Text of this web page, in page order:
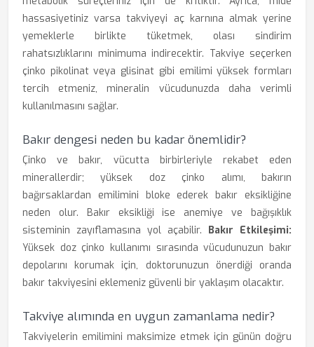
hassasiyetiniz varsa takviyeyi aç karnına almak yerine
yemeklerle birlikte tüketmek, olası sindirim
rahatsızlıklarını minimuma indirecektir. Takviye seçerken
çinko pikolinat veya glisinat gibi emilimi yüksek formları
tercih etmeniz, mineralin vücudunuzda daha verimli
kullanılmasını sağlar.
Bakır dengesi neden bu kadar önemlidir?
Çinko ve bakır, vücutta birbirleriyle rekabet eden
minerallerdir; yüksek doz çinko alımı, bakırın
bağırsaklardan emilimini bloke ederek bakır eksikliğine
neden olur. Bakır eksikliği ise anemiye ve bağışıklık
sisteminin zayıflamasına yol açabilir. Bakır Etkileşimi:
Yüksek doz çinko kullanımı sırasında vücudunuzun bakır
depolarını korumak için, doktorunuzun önerdiği oranda
bakır takviyesini eklemeniz güvenli bir yaklaşım olacaktır.
Takviye alımında en uygun zamanlama nedir?
Takviyelerin emilimini maksimize etmek için günün doğru